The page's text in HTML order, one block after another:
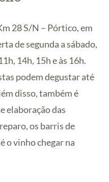
28 S/N – Pórtico, em
de segunda a sábado,
14h, 15h e às 16h.
podem degustar até
disso, também é
elaboração das
os barris de
o vinho chegar na